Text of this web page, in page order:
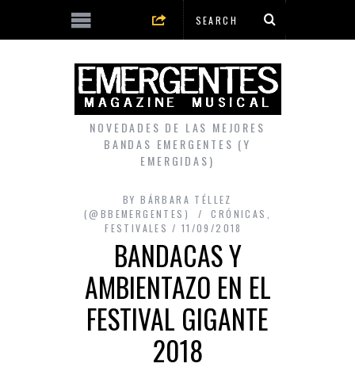
NOVEDADES DE LAS MEJORES
BANDAS EMERGENTES (Y
EMERGIDAS)
BY BÁRBARA TÉLLEZ
(@BBEMERGENTES)
CRÓNICAS
FESTIVALES
11/09/2018
BANDACAS Y
AMBIENTAZO EN EL
FESTIVAL GIGANTE
2018